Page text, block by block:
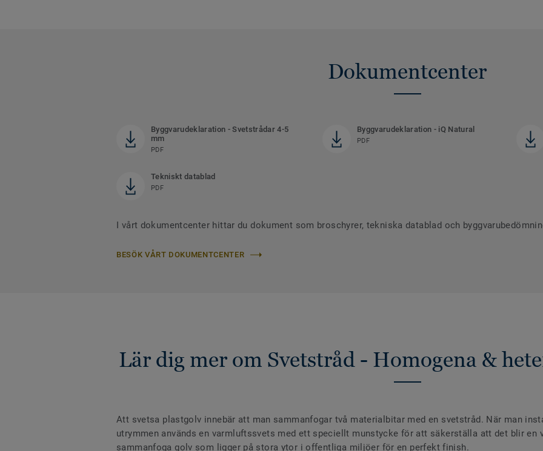
Dokumentcenter
Byggvarudeklaration - Svetstrådar 4-5
mm
PDF
Byggvarudeklaration - iQ Natural
PDF
Tekniskt datablad
PDF
I vårt dokumentcenter hittar du dokument som broschyrer, tekniska datablad och
BESÖK VÅRT DOKUMENTCENTER
Lär dig mer om Svetstråd - Homogena &
Att svetsa plastgolv innebär att man sammanfogar två materialbitar med en svetstråd. När man
utrymmen används en varmluftssvets med ett speciellt munstycke för att säkerställa att det blir en
sammanfoga golv som ligger på stora ytor i offentliga miljöer för en perfekt finish.